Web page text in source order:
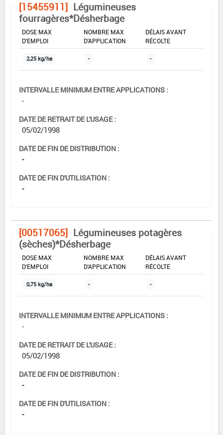
[15455911] Légumineuses
fourragères*Désherbage
DOSE MAX
D'EMPLOI
NOMBRE MAX
D'APPLICATION
DÉLAIS AVANT
RÉCOLTE
2,25 kg/ha - -
INTERVALLE MINIMUM ENTRE APPLICATIONS :
-
DATE DE RETRAIT DE L'USAGE :
05/02/1998
DATE DE FIN DE DISTRIBUTION :
-
DATE DE FIN D'UTILISATION :
-
[00517065] Légumineuses potagères
(sèches)*Désherbage
DOSE MAX
D'EMPLOI
NOMBRE MAX
D'APPLICATION
DÉLAIS AVANT
RÉCOLTE
0,75 kg/ha - -
INTERVALLE MINIMUM ENTRE APPLICATIONS :
-
DATE DE RETRAIT DE L'USAGE :
05/02/1998
DATE DE FIN DE DISTRIBUTION :
-
DATE DE FIN D'UTILISATION :
-